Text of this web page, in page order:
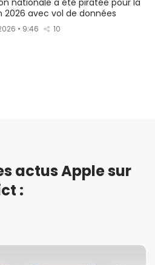
nationale a été piratée pour la
2026 avec vol de données
• 9:46 10
actus Apple sur
: